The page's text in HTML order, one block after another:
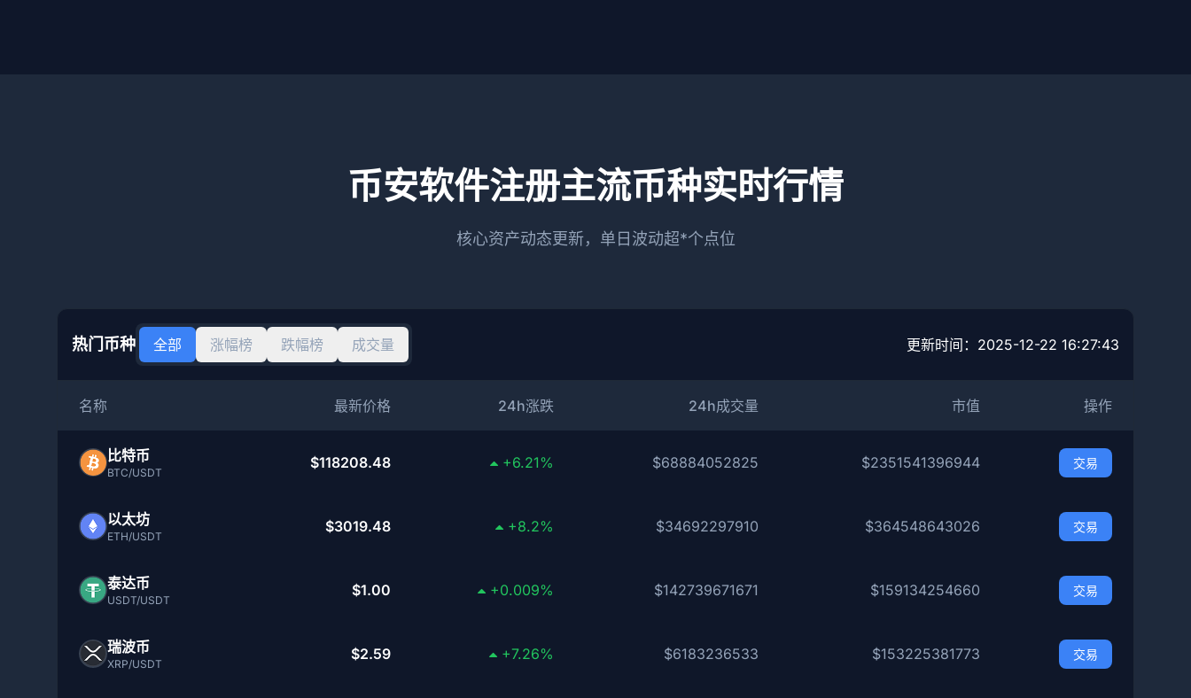
币安软件注册主流币种实时行情
核心资产动态更新，单日波动超*个点位
热门币种 全部 涨幅榜 跌幅榜 成交量 更新时间： 2025-12-22 16:27:43
名称 最新价格 24h涨跌 24h成交量 市值 操作
比特币
BTC/USDT
$118208.48 +6.21% $68884052825 $2351541396944 交易
以太坊
ETH/USDT
$3019.48 +8.2% $34692297910 $364548643026 交易
泰达币
USDT/USDT
$1.00 +0.009% $142739671671 $159134254660 交易
瑞波币
XRP/USDT
$2.59 +7.26% $6183236533 $153225381773 交易